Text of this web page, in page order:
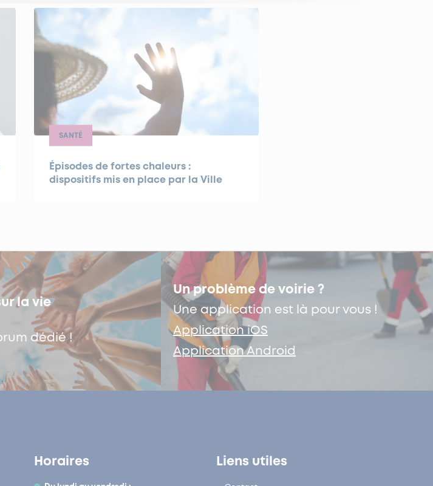
SANTÉ
Épisodes de fortes chaleurs :
dispositifs mis en place par la Ville
la vie
dédié !
Un problème de voirie ?
Une application est là pour vous !
Application iOS
Application Android
Horaires Liens utiles